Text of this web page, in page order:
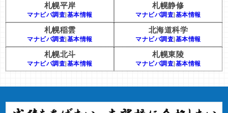
札幌平岸
マナビバ調査 基本情報
札幌静修
マナビバ調査 基本情報
札幌稲雲
マナビバ調査 基本情報
北海道科学
マナビバ調査 基本情報
札幌北斗
マナビバ調査 基本情報
札幌東陵
マナビバ調査 基本情報